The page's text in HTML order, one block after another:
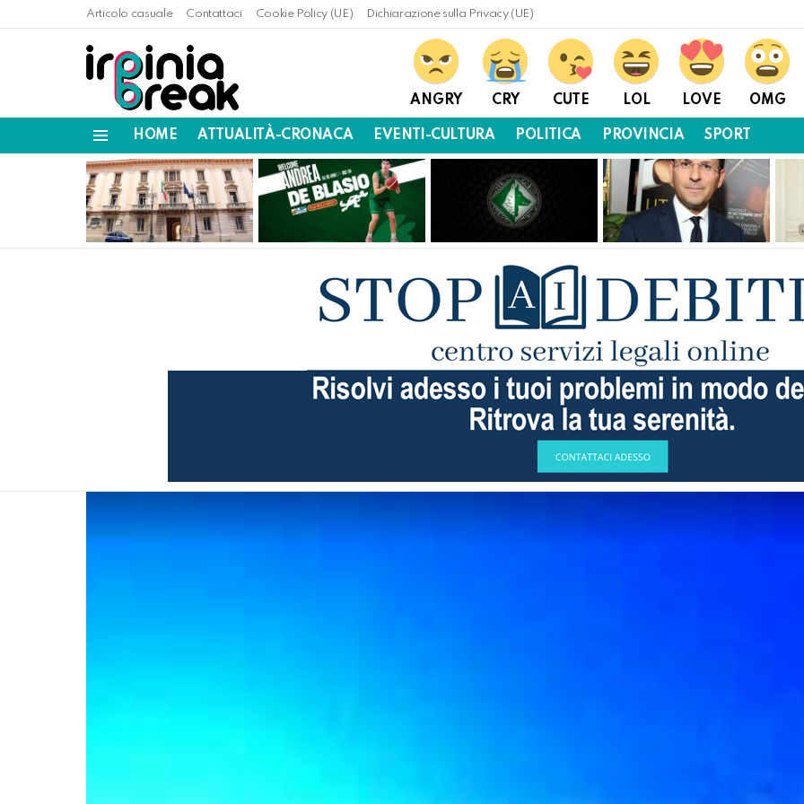
Articolo casuale Contattaci Cookie Policy (UE) Dichiarazione sulla Privacy (UE)
ANGRY CRY CUTE LOL LOVE OMG
HOME ATTUALITÀ-CRONACA EVENTI-CULTURA POLITICA PROVINCIA SPORT
LATEST
STORIES